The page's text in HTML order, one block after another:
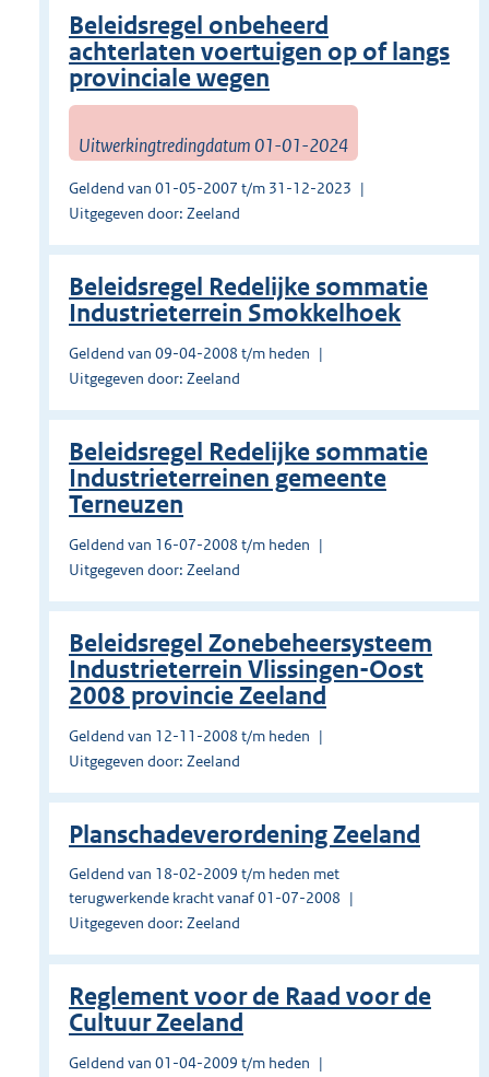
Beleidsregel onbeheerd
achterlaten voertuigen op of langs
provinciale wegen
Uitwerkingtredingdatum 01-01-2024
Geldend van 01-05-2007 t/m 31-12-2023
Uitgegeven door: Zeeland
Beleidsregel Redelijke sommatie
Industrieterrein Smokkelhoek
Geldend van 09-04-2008 t/m heden
Uitgegeven door: Zeeland
Beleidsregel Redelijke sommatie
Industrieterreinen gemeente
Terneuzen
Geldend van 16-07-2008 t/m heden
Uitgegeven door: Zeeland
Beleidsregel Zonebeheersysteem
Industrieterrein Vlissingen-Oost
2008 provincie Zeeland
Geldend van 12-11-2008 t/m heden
Uitgegeven door: Zeeland
Planschadeverordening Zeeland
Geldend van 18-02-2009 t/m heden met
terugwerkende kracht vanaf 01-07-2008
Uitgegeven door: Zeeland
Reglement voor de Raad voor de
Cultuur Zeeland
Geldend van 01-04-2009 t/m heden